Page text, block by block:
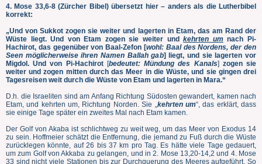
4. Mose 33,6-8 (Zürcher Bibel) übersetzt hier – anders als die Lutherbibel
korrekt:
„Und von Sukkot zogen sie weiter und lagerten in Etam, das am Rand der
Wüste liegt. Und von Etam zogen sie weiter undkehrten umnach Pi-
Hachirot, das gegenüber von Baal-Zefon [wohl: Baal des Nordens, der den
Seen möglicherweise ihren Namen Ballah gab] liegt, und sie lagerten vor
Migdol. Und von Pi-Hachirot [bedeutet:Mündung des Kanals] zogen sie
weiter und zogen mitten durch das Meer in die Wüste, und sie gingen drei
Tagesreisen weit durch die Wüste von Etam und lagerten in Mara.“
D.h. die Israeliten sind am Anfang Richtung Südosten gewandert, kamen nach
Etam, und kehrten um, Richtung Norden. Sie „kehrten um“, das erklärt, dass
sie einige Tage später ein zweites Mal nach Etam kamen.
Der Golf von Akaba ist schlichtweg zu weit weg, um das Meer von Exodus 14
zu sein. Hoffmeier schätzt die Entfernung, die jemand zu Fuß durch die Wüste
zurücklegen könnte, auf 26 bis 37 km pro Tag. Es hätte viele Tage gedauert,
um zum Golf von Akkaba zu gelangen, und in 2. Mose 13,20-14,2 und 4. Mose
33 sind nicht viele Stationen bis zur Durchquerung des Meeres aufgeführt. So